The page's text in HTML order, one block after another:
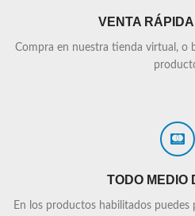
VENTA
Compra en nuestra tienda virtual, o
TODO MEDIO
En los productos habilitados